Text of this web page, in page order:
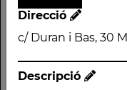
Direcció
c/ Duran i Bas, 30
Descripció
Monument
Direcció
Mollerussa (Pla